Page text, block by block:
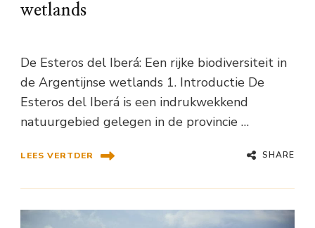
wetlands
De Esteros del Iberá: Een rijke biodiversiteit in
de Argentijnse wetlands 1. Introductie De
Esteros del Iberá is een indrukwekkend
natuurgebied gelegen in de provincie …
LEES VERTDER SHARE